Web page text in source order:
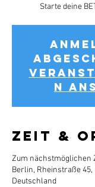
Starte deine
n
Zeit &
Zum nächstmöglichen
Berlin, Rheinstraße 45,
Deutschland